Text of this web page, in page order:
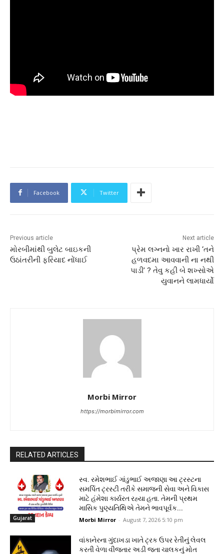
Facebook Twitter
Previous article
મોરબીમાંથી બુલેટ બાઇકની
ઉઠાંતરીની ફરિયાદ નોંધાઈ
Next article
પ્રેમ લગ્નનો ખાર રાખી ‘તને
હળવદમા આવવાની ના નથી
પાડી’ ? તેવુ કહી બે શખ્સોએ
યુવાનને લામધાર્યો
Morbi Mirror
https://morbimirror.com
RELATED ARTICLES
Gujarat
સ્વ. રમેશભાઈ ગાંડુભાઈ અજાણા આ ટ્રસ્ટના
સમર્પિત ટ્રસ્ટી તરીકે સમાજની સેવા અને વિકાસ
માટે હંમેશા કાર્યરત રહ્યા હતા. તેમની પ્રથમ
માસિક પુણ્યતિથિએ તેમને ભાવપૂર્વક...
Morbi Mirror - August 7, 2026 5:10 pm
વાંકાનેરના ગુંદાખડા ખાતે ટ્રક ઉપર રેતીનું લેવલ
કરતી વેળા વીજતાર અડી જતા ચાલકનું મોત